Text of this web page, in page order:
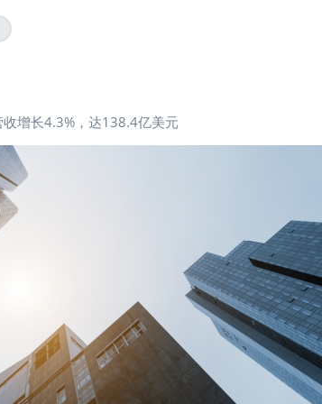
增长4.3%，达138.4亿美元